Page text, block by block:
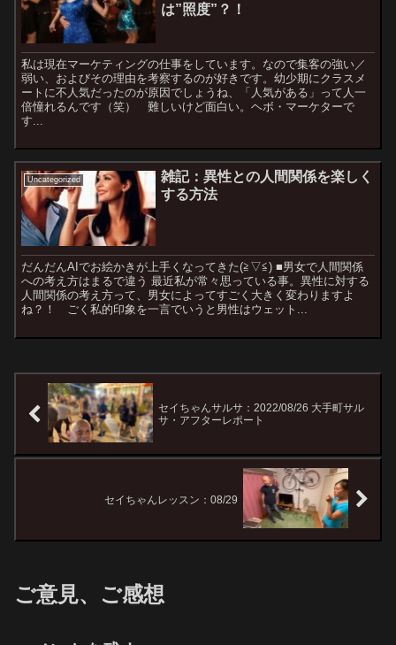
は”照度”？！
私は現在マーケティングの仕事をしています。なので集客の強い／
弱い、およびその理由を考察するのが好きです。幼少期にクラスメ
ートに不人気だったのが原因でしょうね、「人気がある」って人一
倍憧れるんです（笑） 難しいけど面白い。ヘボ・マーケターで
す...
Uncategorized
雑記：異性との人間関係を楽しく
する方法
だんだんAIでお絵かきが上手くなってきた(≧▽≦) ■男女で人間関係
への考え方はまるで違う 最近私が常々思っている事。異性に対する
人間関係の考え方って、男女によってすごく大きく変わりますよ
ね？！ ごく私的印象を一言でいうと男性はウェット...
セイちゃんサルサ：2022/08/26 大手町サル
サ・アフターレポート
セイちゃんレッスン：08/29
ご意見、ご感想